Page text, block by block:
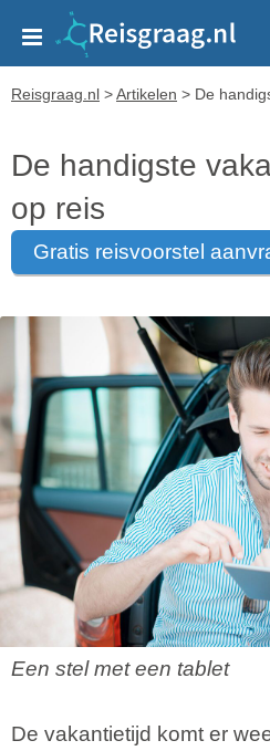
Reisgraag.nl >Artikelen > De
De handigste
op reis
gratis reisvoorstel
Een stel met een tablet
De vakantietijd komt er